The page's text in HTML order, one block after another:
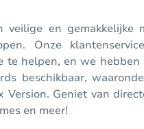
veilige en gemakkelijke
Onze
te helpen, en we hebben
beschikbaar,
Version. Geniet van
en meer!